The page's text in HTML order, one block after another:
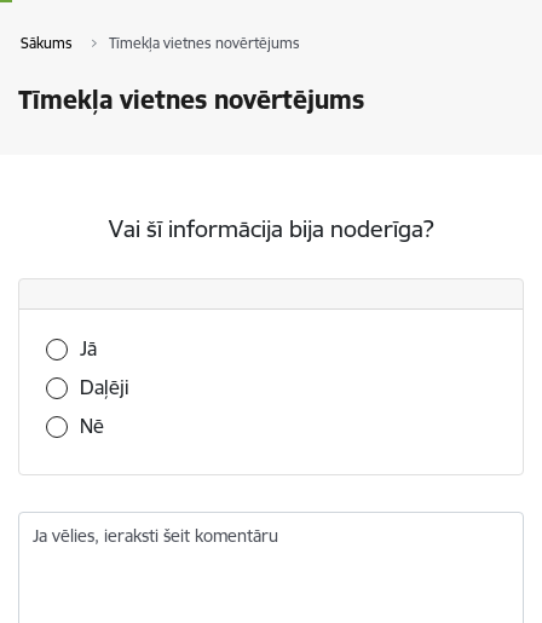
Sākums Tīmekļa vietnes novērtējums
Tīmekļa vietnes novērtējums
Vai šī informācija bija noderīga?
Vai šī informācija bija noderīga?
Jā
Daļēji
Nē
Ja vēlies, ieraksti šeit komentāru